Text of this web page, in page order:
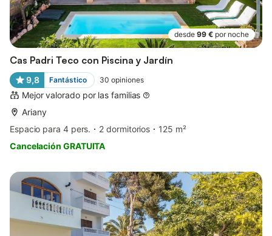
desde 99 € por noche
Cas Padri Teco con Piscina y Jardín
9,8 Fantástico 30 opiniones
Mejor valorado por las familias
Ariany
Espacio para 4 pers.
2 dormitorios
125 m²
Cancelación GRATUITA